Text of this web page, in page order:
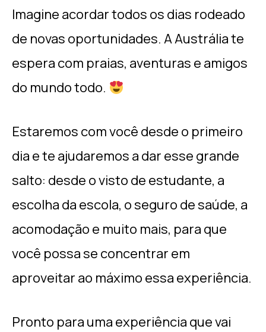
Imagine acordar todos os dias rodeado
de novas oportunidades. A Austrália te
espera com praias, aventuras e amigos
do mundo todo.
Estaremos com você desde o primeiro
dia e te ajudaremos a dar esse grande
salto: desde o visto de estudante, a
escolha da escola, o seguro de saúde, a
acomodação e muito mais, para que
você possa se concentrar em
aproveitar ao máximo essa experiência.
Pronto para uma experiência que vai